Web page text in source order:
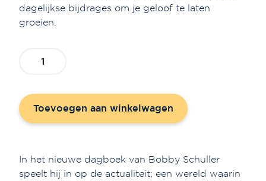
dagelijkse bijdrages om je geloof te laten
groeien.
Houd
aantal
Toevoegen aan winkelwagen
In het nieuwe dagboek van Bobby Schuller
speelt hij in op de actualiteit; een wereld waarin